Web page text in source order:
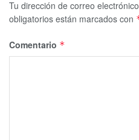
Tu dirección de correo
obligatorios están marcados con
Comentario *